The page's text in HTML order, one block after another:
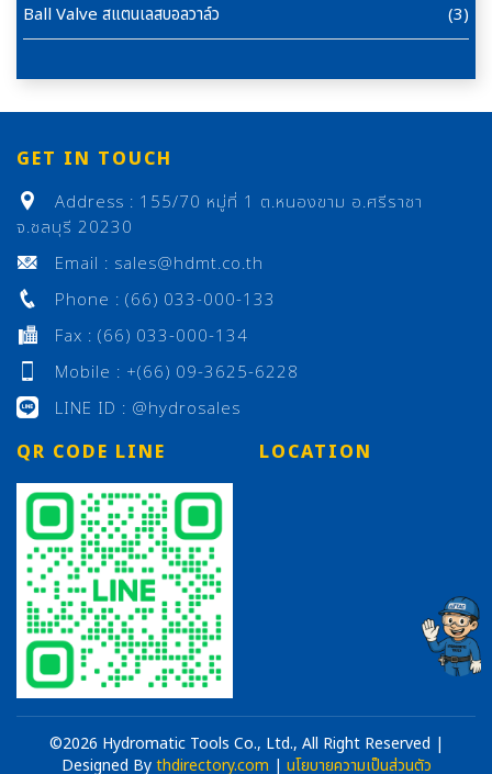
Ball Valve สแตนเลสบอลวาล์ว
(3)
GET IN TOUCH
Address : 155/70 หมู่ที่ 1 ต.หนองขาม อ.ศรีราชา
จ.ชลบุรี 20230
Email : sales@hdmt.co.th
Phone : (66) 033-000-133
Fax : (66) 033-000-134
Mobile : +(66) 09-3625-6228
LINE ID : @hydrosales
QR CODE LINE LOCATION
©2026 Hydromatic Tools Co., Ltd., All Right Reserved |
Designed Bythdirectory.com | นโยบายความเป็นส่วนตัว